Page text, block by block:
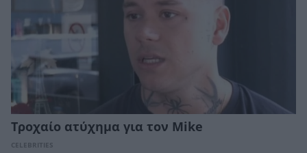
Τροχαίο ατύχημα για τον Mike
CELEBRITIES